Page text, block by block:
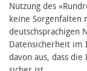
Nutzung des
keine Sorgenfalten
deutschsprachigen
Datensicherheit im
davon aus, dass